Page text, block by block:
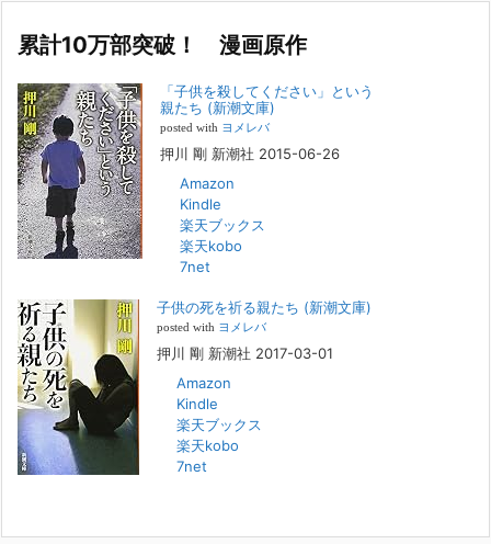
若年層の子供の問題
『「子供を殺してください」という親たち』では、先月まで、10代の対
象者をテーマにした回、「ケース19 奴隷化する親たち」をお送りして
いました。こちらは、最終話をコミックバンチWebで読むことができま
す[...]
FBS福岡放送『目撃者f』出演情報
2022年2月27日
本日（日曜）深夜1時25分～FBS福岡放送『目撃者f』で、（株）トキワ
されます。「俺がつなげてやる～コワモテ“説得屋”の生き様～」続きを
[...]
人と“直接”向き合うことの価値
2022年1月14日
2022年になりました。すでに言い尽くされていることではありますが、
コロナ禍は、日々の生活や生き方そのものを考える機会となりました。
「人に会う」こと一つをとっても、実はさして必要のなかった付き合い
ブ
累計10万部突破！ 漫画原作
「子供を殺してください」という
親たち (新潮文庫)
posted with ヨメレバ
押川 剛 新潮社 2015-06-26
Amazon
Kindle
楽天ブックス
楽天kobo
7net
子供の死を祈る親たち (新潮文庫)
posted with ヨメレバ
押川 剛 新潮社 2017-03-01
Amazon
Kindle
楽天ブックス
楽天kobo
7net